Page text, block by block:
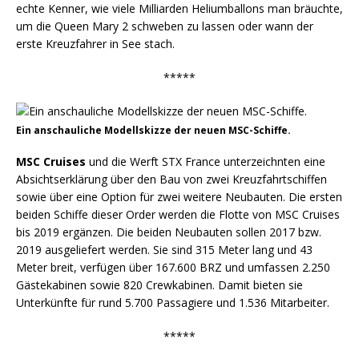
echte Kenner, wie viele Milliarden Heliumballons man bräuchte,
um die Queen Mary 2 schweben zu lassen oder wann der
erste Kreuzfahrer in See stach.
*****
Ein anschauliche Modellskizze der neuen MSC-Schiffe.
MSC Cruises und die Werft STX France unterzeichnten eine
Absichtserklärung über den Bau von zwei Kreuzfahrtschiffen
sowie über eine Option für zwei weitere Neubauten. Die ersten
beiden Schiffe dieser Order werden die Flotte von MSC Cruises
bis 2019 ergänzen. Die beiden Neubauten sollen 2017 bzw.
2019 ausgeliefert werden. Sie sind 315 Meter lang und 43
Meter breit, verfügen über 167.600 BRZ und umfassen 2.250
Gästekabinen sowie 820 Crewkabinen. Damit bieten sie
Unterkünfte für rund 5.700 Passagiere und 1.536 Mitarbeiter.
*****